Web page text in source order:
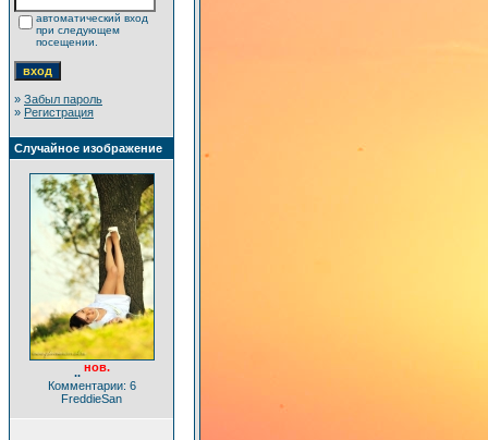
автоматический вход
при следующем
посещении.
» Забыл пароль
» Регистрация
Случайное изображение
.. нов.
Комментарии: 6
FreddieSan